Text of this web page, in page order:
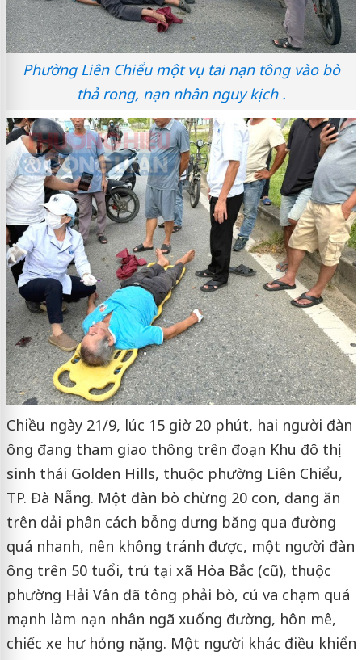
Phường Liên Chiểu một vụ tai nạn tông vào bò
thả rong, nạn nhân nguy kịch .
Chiều ngày 21/9, lúc 15 giờ 20 phút, hai người đàn
ông đang tham giao thông trên đoạn Khu đô thị
sinh thái Golden Hills, thuộc phường Liên Chiểu,
TP. Đà Nẵng. Một đàn bò chừng 20 con, đang ăn
trên dải phân cách bỗng dưng băng qua đường
quá nhanh, nên không tránh được, một người đàn
ông trên 50 tuổi, trú tại xã Hòa Bắc (cũ), thuộc
phường Hải Vân đã tông phải bò, cú va chạm quá
mạnh làm nạn nhân ngã xuống đường, hôn mê,
chiếc xe hư hỏng nặng. Một người khác điều khiển